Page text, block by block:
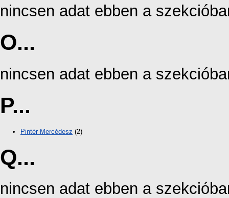
nincsen adat ebben a
O...
nincsen adat ebben a
P...
Pintér Mercédesz (2)
Q...
nincsen adat ebben a